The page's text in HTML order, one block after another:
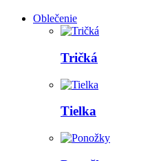
Oblečenie
Tričká
Tielka